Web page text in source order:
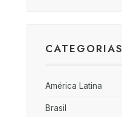
CATEGORIAS
América Latina
Brasil